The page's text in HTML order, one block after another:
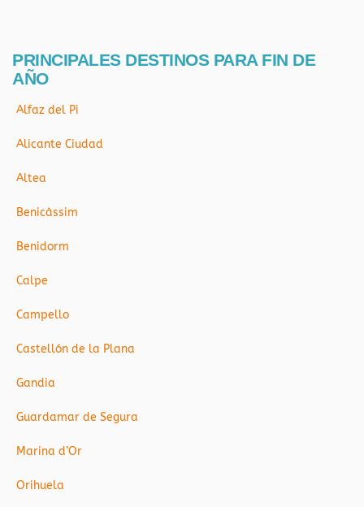
PRINCIPALES DESTINOS PARA FIN DE
AÑO
Alfaz del Pi
Alicante Ciudad
Altea
Benicàssim
Benidorm
Calpe
Campello
Castellón de la Plana
Gandia
Guardamar de Segura
Marina d’Or
Orihuela